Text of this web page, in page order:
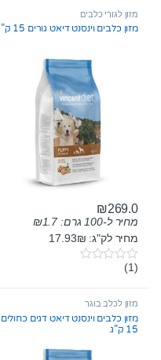
t
o
f
מזון לגורי כלבים
מזון כלבים וינסנט דיאט גורים 15 ק”ג
₪269.0
מחיר ל-100 גרם: ₪1.7
מחיר לק"ג: 17.93₪
0
t
o
f
5
(1)
מזון לכלב בוגר
מזון כלבים וינסנט דיאט דגים כחולים
15 ק”ג